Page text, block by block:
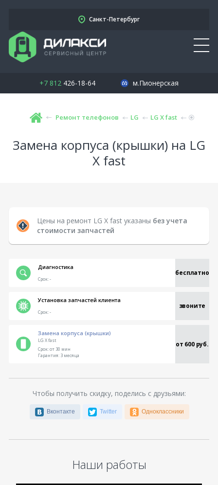
Санкт-Петербург
+7 812426-18-64 м.Пионерская
Ремонт телефонов LG LG X fast
Замена корпуса (крышки) на LG
X fast
Цены на ремонт LG X fast указаны без учета
стоимости запчастей
Диагностика
бесплатно
Срок:-
Установка запчастей клиента
звоните
Срок:-
Замена корпуса (крышки)
LG X fast от 600 руб.
Срок:от 30 мин
Гарантия:3 месяца
Чтобы получить скидку, поделись с друзьями:
Вконтакте Twitter Одноклассники
Наши работы